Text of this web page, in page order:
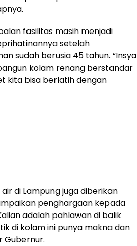
fasilitas masih menjadi
setelah
sudah berusia 45 tahun. “Insya
kolam renang berstandar
kita bisa berlatih dengan
di Lampung juga diberikan
penghargaan kepada
adalah pahlawan di balik
di kolam ini punya makna dan
Gubernur.